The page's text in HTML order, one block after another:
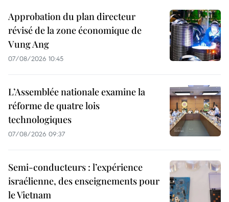
Approbation du plan directeur
révisé de la zone économique de
Vung Ang
07/08/2026 10:45
L’Assemblée nationale examine la
réforme de quatre lois
technologiques
07/08/2026 09:37
Semi-conducteurs : l’expérience
israélienne, des enseignements pour
le Vietnam